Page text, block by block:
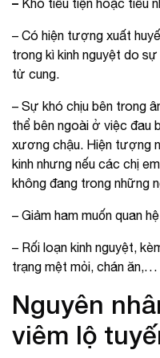
Khó tiểu tiện hoặc tiểu
– Có hiện tượng xuất
trong kì kinh nguyệt do
tử cung.
– Sự khó chịu bên trong
thể bên ngoài ở việc đau
xương chậu. Hiện tượng
kinh nhưng nếu các chị
không đang trong những
– Giảm ham muốn quan
– Rối loạn kinh nguyệt,
trạng mệt mỏi, chán ăn,…
Nguyên
viêm lộ